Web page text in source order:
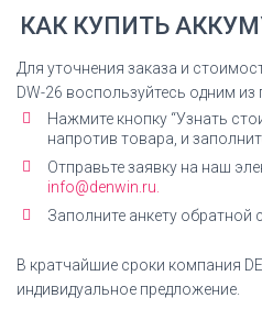
Декларация
Декларация Li-Ion
Декларация
КАК КУПИТЬ
Для уточнения заказа и
DW-26 воспользуйтесь одним
Нажмите кнопку “Узнать
напротив товара, и
Отправьте заявку на наш
info@denwin.ru.
Заполните анкету
В кратчайшие сроки компания
индивидуальное предложение.